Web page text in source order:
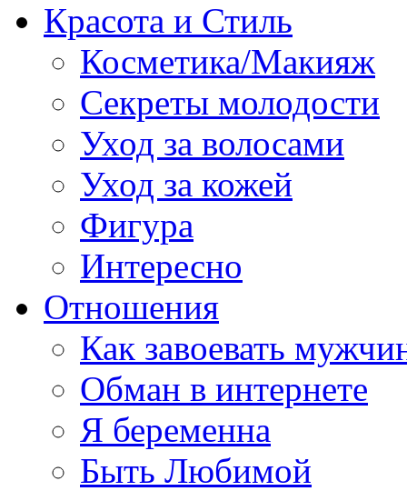
Красота и Стиль
Косметика/Макияж
Секреты молодости
Уход за волосами
Уход за кожей
Фигура
Интересно
Отношения
Как завоевать
Обман в интернете
Я беременна
Быть Любимой